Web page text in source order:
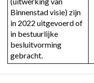
Binnenstad visie) zijn
in 2022 uitgevoerd of
in bestuurlijke
besluitvorming
gebracht.